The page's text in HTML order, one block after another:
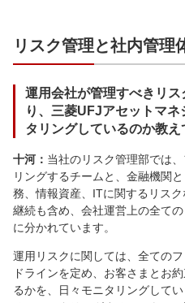
リスク管理と社内管理
運用会社が管理すべきリ
り、三菱UFJアセットマ
タリングしているのか教え
十河： 当社のリスク管理部では
リングするチームと、金融機関
務、情報資産、ITに関するリス
継続も含め、会社運営上の全て
に分かれています。
運用リスクに関しては、全ての
ドラインを定め、お客さまとお
るかを、日々モニタリングして